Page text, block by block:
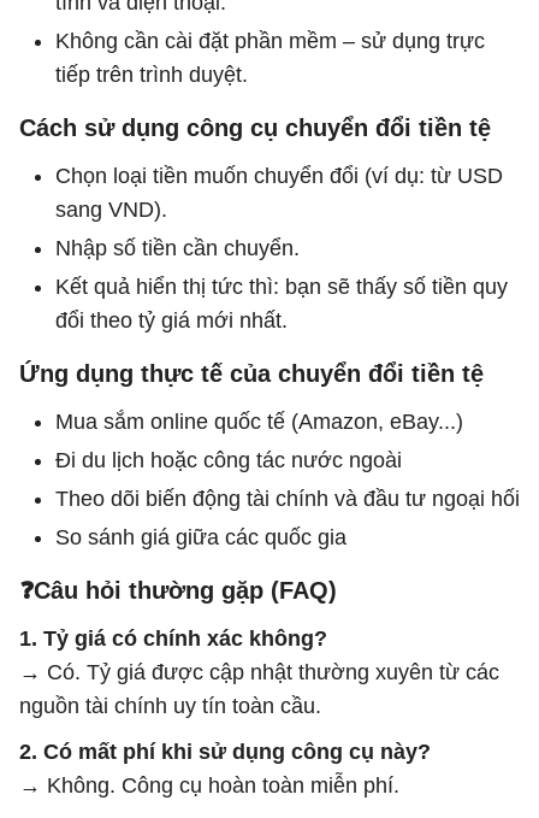
Không cần cài đặt phần mềm – sử dụng trực
tiếp trên trình duyệt.
Cách sử dụng công cụ chuyển đổi tiền tệ
Chọn loại tiền muốn chuyển đổi (ví dụ: từ USD
sang VND).
Nhập số tiền cần chuyển.
Kết quả hiển thị tức thì: bạn sẽ thấy số tiền quy
đổi theo tỷ giá mới nhất.
Ứng dụng thực tế của chuyển đổi tiền tệ
Mua sắm online quốc tế (Amazon, eBay...)
Đi du lịch hoặc công tác nước ngoài
Theo dõi biến động tài chính và đầu tư ngoại hối
So sánh giá giữa các quốc gia
❓Câu hỏi thường gặp (FAQ)
1. Tỷ giá có chính xác không?
→ Có. Tỷ giá được cập nhật thường xuyên từ các
nguồn tài chính uy tín toàn cầu.
2. Có mất phí khi sử dụng công cụ này?
→ Không. Công cụ hoàn toàn miễn phí.